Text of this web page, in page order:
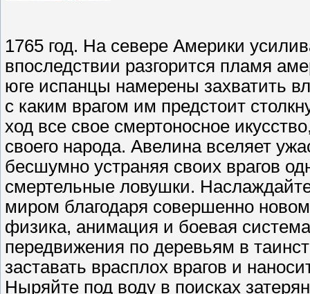
1765 год. На севере Америки
впоследствии разгорится пламя
юге испанцы намерены захватить
с каким врагом им предстоит
ход все свое смертоносное
своего народа. Авелина вселяет
бесшумно устраняя своих врагов
смертельные ловушки.
миром благодаря совершенно
физика, анимация и боевая
передвижения по деревьям в
заставать врасплох врагов и
Ныряйте под воду в поисках